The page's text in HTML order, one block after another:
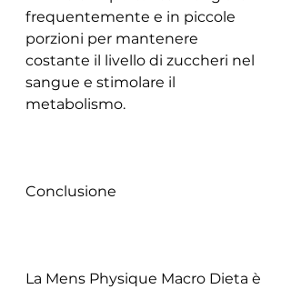
frequentemente e in piccole
porzioni per mantenere
costante il livello di zuccheri nel
sangue e stimolare il
metabolismo.
Conclusione
La Mens Physique Macro Dieta è